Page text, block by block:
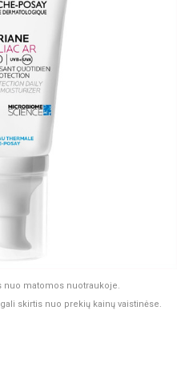
nuo matomos nuotraukoje.
skirtis nuo prekių kainų vaistinėse.